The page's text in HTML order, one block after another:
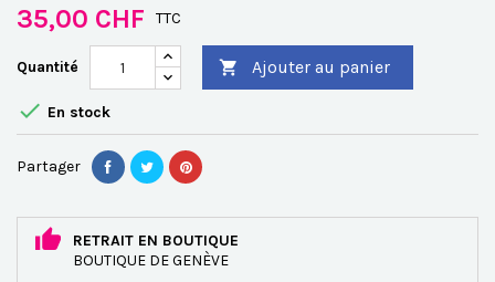
35,00 CHF TTC
Quantité  Ajouter au panier
 En stock
Partager
RETRAIT EN BOUTIQUE
BOUTIQUE DE GENÈVE